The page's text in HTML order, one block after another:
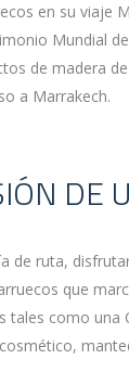
en su viaje
Mundial
de madera
a Marrakech.
DE
de ruta,
que
tales como una